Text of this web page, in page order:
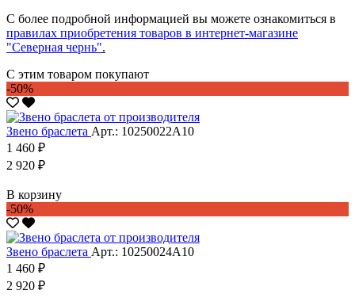
С более подробной информацией вы можете ознакомиться в
правилах приобретения товаров в интернет-магазине
"Северная чернь".
С этим товаром покупают
-50%
Звено браслета Арт.: 10250022А10
1 460 ₽
2 920 ₽
В корзину
-50%
Звено браслета Арт.: 10250024А10
1 460 ₽
2 920 ₽